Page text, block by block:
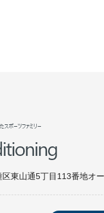
東山通5丁目113番地オ